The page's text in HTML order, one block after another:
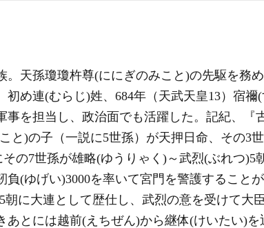
。天孫瓊瓊杵尊(ににぎのみこと)の先駆を務
め連(むらじ)姓、684年（天武天皇13）宿
を担当し、政治面でも活躍した。記紀、『
と)の子（一説に5世孫）が天押日命、その3
の7世孫が雄略(ゆうりゃく)～武烈(ぶれつ)5
負(ゆげい)3000を率いて宮門を警護すること
に大連として歴仕し、武烈の意を受けて大
あとには越前(えちぜん)から継体(けいたい)を